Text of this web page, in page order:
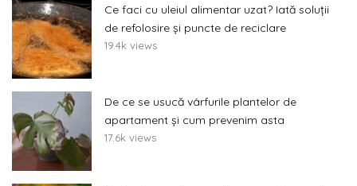
Ce faci cu uleiul alimentar uzat? Iată soluții
de refolosire și puncte de reciclare
19.4k views
De ce se usucă vârfurile plantelor de
apartament și cum prevenim asta
17.6k views